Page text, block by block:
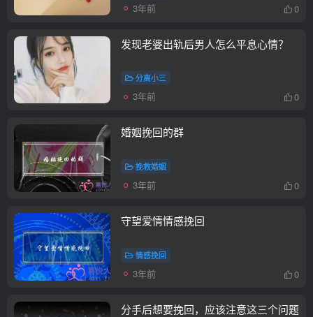
3年前 0
发现老婆出轨后男人怎么平息心情？
分离小三
3年前 0
婚姻挽回的群
挽救婚姻
3年前 0
守望爱情情感挽回
情感挽回
3年前 0
分手后想要挽回，应该注意这三个问题